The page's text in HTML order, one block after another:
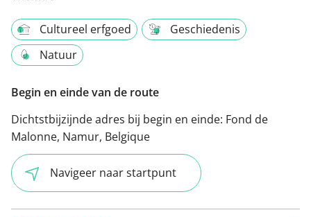
Cultureel erfgoed
Geschiedenis
Natuur
Begin en einde van de route
Dichtstbijzijnde adres bij begin en einde: Fond de
Malonne, Namur, Belgique
Navigeer naar startpunt